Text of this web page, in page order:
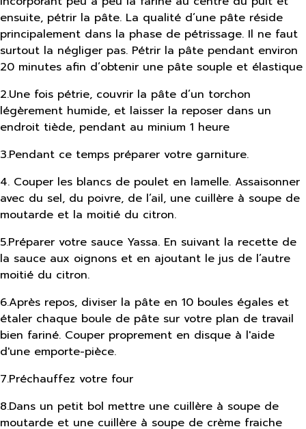
ensuite, pétrir la pâte. La qualité d’une pâte réside
principalement dans la phase de pétrissage. Il ne faut
surtout la négliger pas. Pétrir la pâte pendant environ
20 minutes afin d’obtenir une pâte souple et élastique
2.Une fois pétrie, couvrir la pâte d’un torchon
légèrement humide, et laisser la reposer dans un
endroit tiède, pendant au minium 1 heure
3.Pendant ce temps préparer votre garniture.
4. Couper les blancs de poulet en lamelle. Assaisonner
avec du sel, du poivre, de l’ail, une cuillère à soupe de
moutarde et la moitié du citron.
5.Préparer votre sauce Yassa. En suivant la recette de
la sauce aux oignons et en ajoutant le jus de l’autre
moitié du citron.
6.Après repos, diviser la pâte en 10 boules égales et
étaler chaque boule de pâte sur votre plan de travail
bien fariné. Couper proprement en disque à l'aide
d'une emporte-pièce.
7.Préchauffez votre four
8.Dans un petit bol mettre une cuillère à soupe de
moutarde et une cuillère à soupe de crème fraiche